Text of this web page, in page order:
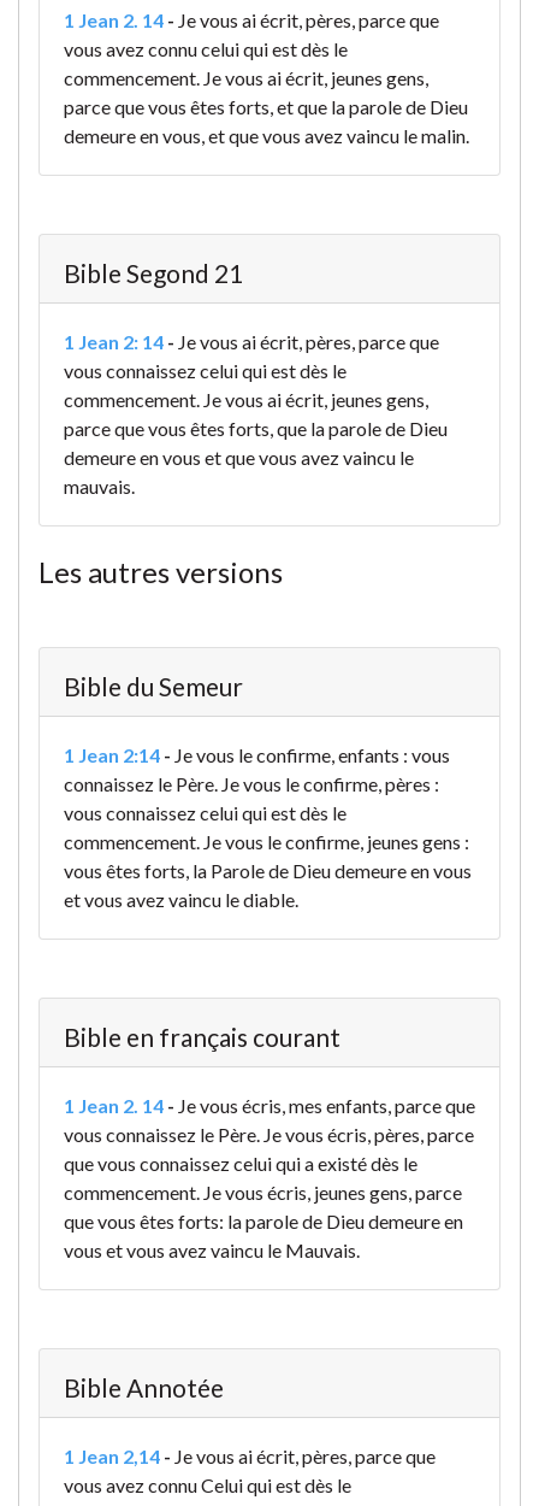
1 Jean 2. 14 - Je vous ai écrit, pères, parce que
vous avez connu celui qui est dès le
commencement. Je vous ai écrit, jeunes gens,
parce que vous êtes forts, et que la parole de Dieu
demeure en vous, et que vous avez vaincu le malin.
Bible Segond 21
1 Jean 2: 14 - Je vous ai écrit, pères, parce que
vous connaissez celui qui est dès le
commencement. Je vous ai écrit, jeunes gens,
parce que vous êtes forts, que la parole de Dieu
demeure en vous et que vous avez vaincu le
mauvais.
Les autres versions
Bible du Semeur
1 Jean 2:14 - Je vous le confirme, enfants : vous
connaissez le Père. Je vous le confirme, pères :
vous connaissez celui qui est dès le
commencement. Je vous le confirme, jeunes gens :
vous êtes forts, la Parole de Dieu demeure en vous
et vous avez vaincu le diable.
Bible en français courant
1 Jean 2. 14 - Je vous écris, mes enfants, parce que
vous connaissez le Père. Je vous écris, pères, parce
que vous connaissez celui qui a existé dès le
commencement. Je vous écris, jeunes gens, parce
que vous êtes forts: la parole de Dieu demeure en
vous et vous avez vaincu le Mauvais.
Bible Annotée
1 Jean 2,14 - Je vous ai écrit, pères, parce que
vous avez connu Celui qui est dès le